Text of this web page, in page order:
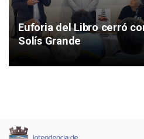
Euforia del Libro cerró
Solís Grande